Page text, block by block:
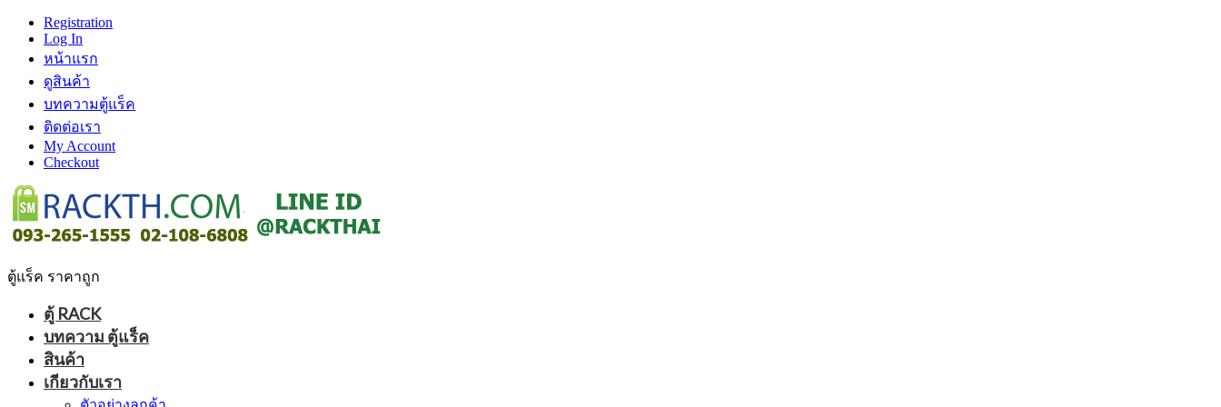
Registration
Log In
หน้าแรก
ดูสินค้า
บทความตู้แร็ค
ติดต่อเรา
My Account
Checkout
ตู้แร็ค ราคาถูก
ตู้ RACK
บทความ ตู้แร็ค
สินค้า
เกียวกับเรา